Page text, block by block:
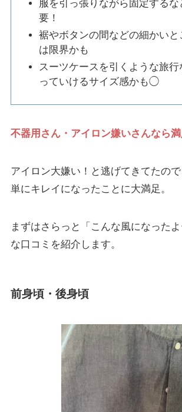
服を引っ張りながら固定するな
要！
裾やボタンの間などの細かい
は限界かも
スーツケースを引くような旅
っていけるサイズ感かも◯
不器用さん・アイロン嫌いさんなら満
アイロン大嫌い！と逃げてきてたの
単にキレイになったことに大満足。
まずはさらっと「こんな風になった
な口コミを紹介します。
前身頃・後身頃